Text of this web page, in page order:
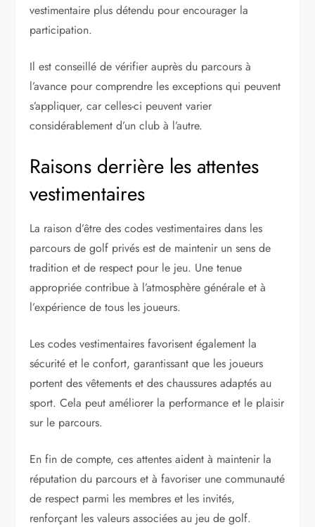
vestimentaire plus détendu pour encourager la
participation.
Il est conseillé de vérifier auprès du parcours à
l’avance pour comprendre les exceptions qui peuvent
s’appliquer, car celles-ci peuvent varier
considérablement d’un club à l’autre.
Raisons derrière les attentes
vestimentaires
La raison d’être des codes vestimentaires dans les
parcours de golf privés est de maintenir un sens de
tradition et de respect pour le jeu. Une tenue
appropriée contribue à l’atmosphère générale et à
l’expérience de tous les joueurs.
Les codes vestimentaires favorisent également la
sécurité et le confort, garantissant que les joueurs
portent des vêtements et des chaussures adaptés au
sport. Cela peut améliorer la performance et le plaisir
sur le parcours.
En fin de compte, ces attentes aident à maintenir la
réputation du parcours et à favoriser une communauté
de respect parmi les membres et les invités,
renforçant les valeurs associées au jeu de golf.